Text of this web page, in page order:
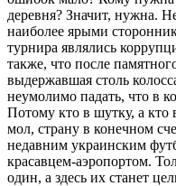
деревня? Значит, нужна.
наиболее ярыми
турнира являлись
также, что после
выдержавшая столь
неумолимо падать, что в
Потому кто в шутку, а кто
мол, страну в конечном
недавним украинским
красавцем-аэропортом.
один, а здесь их станет